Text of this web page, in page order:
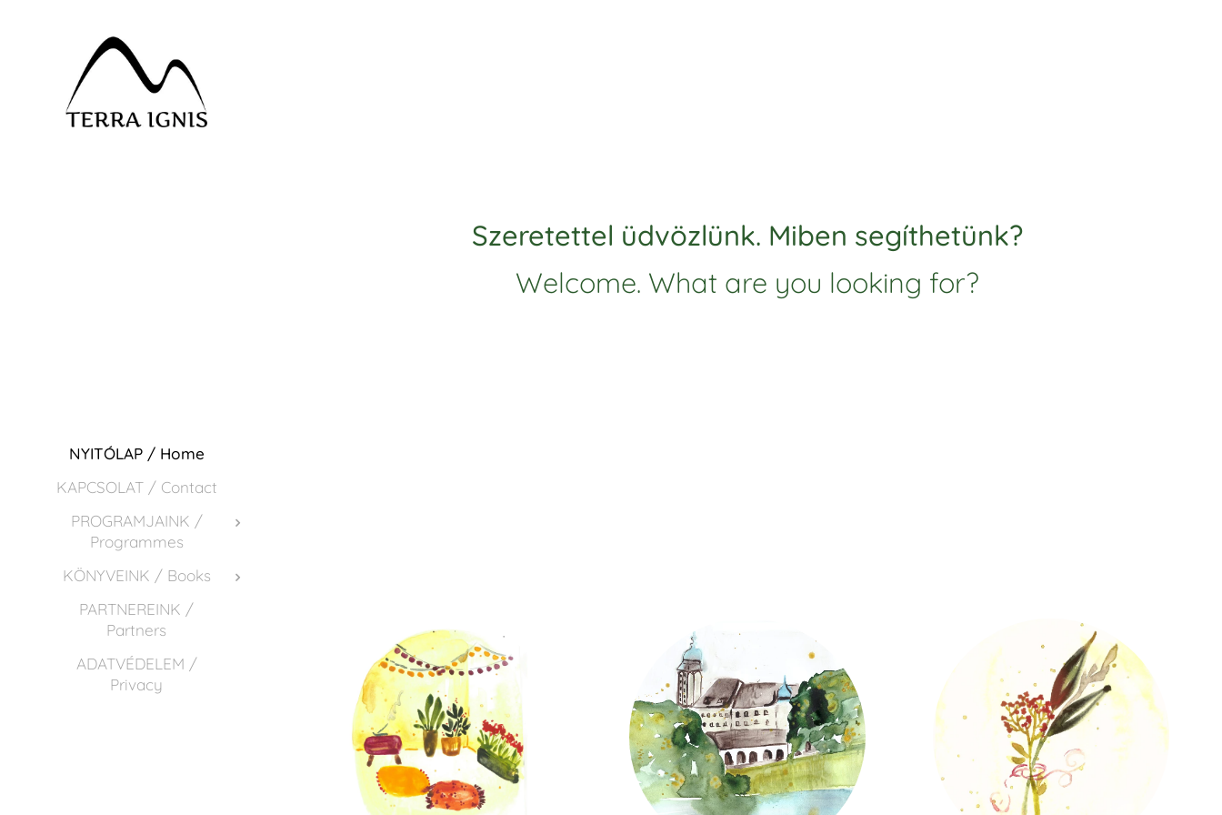
NYITÓLAP / Home
KAPCSOLAT / Contact
PROGRAMJAINK /
Programmes
KÖNYVEINK / Books
PARTNEREINK /
Partners
ADATVÉDELEM /
Privacy
Szeretettel üdvözlünk. Miben segíthetünk?
Welcome. What are you looking for?